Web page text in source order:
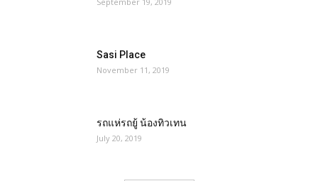
Sasi Place
November 11, 2019
รถแห่รถยู้ น้องทิวเทน
July 20, 2019